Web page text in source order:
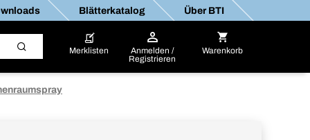
Blätterkatalog Über BTI
Merklisten
Anmelden /
Registrieren
Warenkorb